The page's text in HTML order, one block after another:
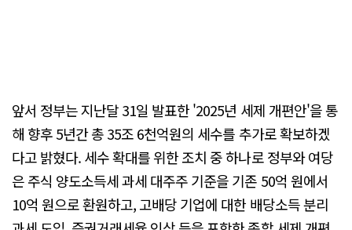
앞서 정부는 지난달 31일 발표한 '2025년 세제 개편안'을 통
해 향후 5년간 총 35조 6천억원의 세수를 추가로 확보하겠
다고 밝혔다. 세수 확대를 위한 조치 중 하나로 정부와 여당
은 주식 양도소득세 과세 대주주 기준을 기존 50억 원에서
10억 원으로 환원하고, 고배당 기업에 대한 배당소득 분리